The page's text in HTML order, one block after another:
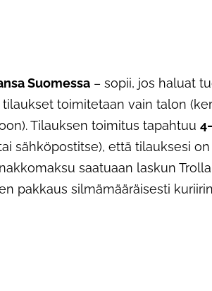
Suomessa – sopii, jos haluat
toimitetaan vain talon
Tilauksen toimitus tapahtuu
sähköpostitse), että tilauksesi
saatuaan laskun
pakkaus silmämääräisesti